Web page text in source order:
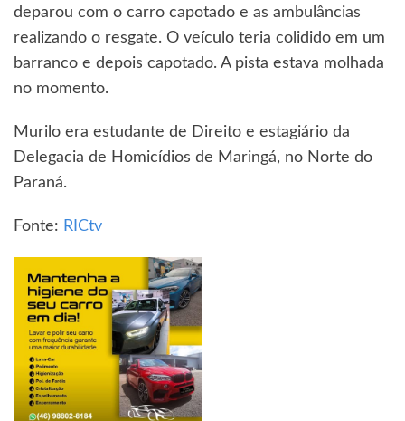
deparou com o carro capotado e as ambulâncias
realizando o resgate. O veículo teria colidido em um
barranco e depois capotado. A pista estava molhada
no momento.
Murilo era estudante de Direito e estagiário da
Delegacia de Homicídios de Maringá, no Norte do
Paraná.
Fonte: RICtv